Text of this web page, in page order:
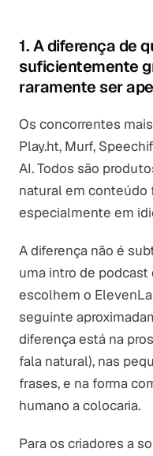
1. A diferença de
suficientemente
raramente ser
Os concorrentes
Play.ht, Murf,
AI. Todos são
natural em conteúdo
especialmente em
A diferença não é
uma intro de
escolhem o
seguinte
diferença está na
fala natural), nas
frases, e na forma
humano a colocaria.
Para os criadores a